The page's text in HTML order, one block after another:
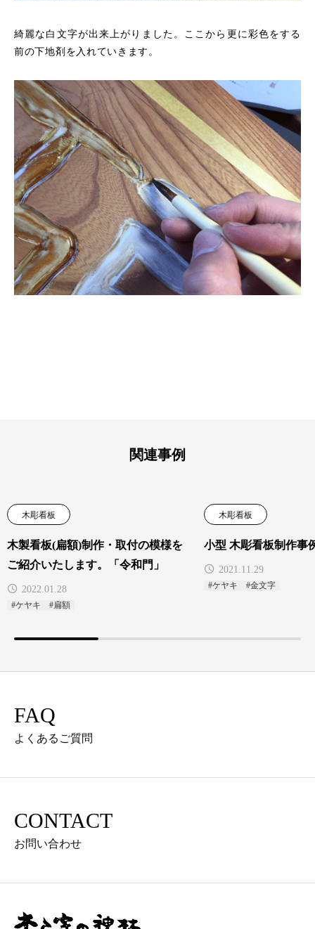
綺麗な白文字が出来上がりました。ここから更に彩色をする
前の下地剤を入れていきます。
関連事例
木彫看板
木製看板(扁額)制作・取付の模様を
ご紹介いたします。「令和門」
2022.01.28
#ケヤキ #扁額
木彫看板
小型 木彫看板制作事
2021.11.29
#ケヤキ #金文字
FAQ
よくあるご質問
CONTACT
お問い合わせ